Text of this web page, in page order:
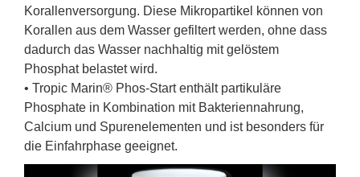
Korallenversorgung. Diese Mikropartikel können von
Korallen aus dem Wasser gefiltert werden, ohne dass
dadurch das Wasser nachhaltig mit gelöstem
Phosphat belastet wird.
• Tropic Marin® Phos-Start enthält partikuläre
Phosphate in Kombination mit Bakteriennahrung,
Calcium und Spurenelementen und ist besonders für
die Einfahrphase geeignet.